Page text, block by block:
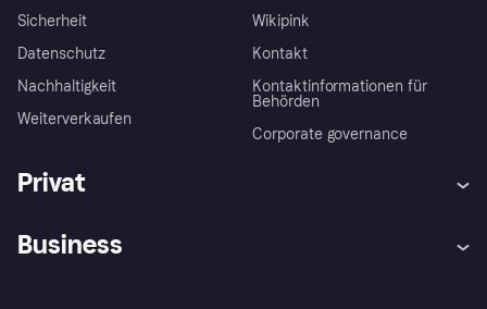
Sicherheit
Datenschutz
Nachhaltigkeit
Weiterverkaufen
Wikipink
Kontakt
Kontaktinformationen für
Behörden
Corporate governance
Privat
Business